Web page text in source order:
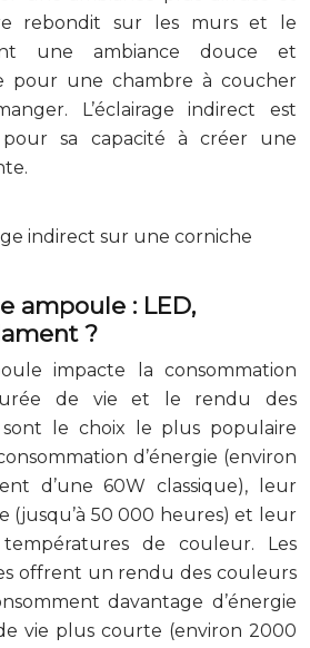
rebondit sur les murs et le
une ambiance douce et
pour une chambre à coucher
L’éclairage indirect est
sa capacité à créer une
ampoule : LED,
?
impacte la consommation
de vie et le rendu des
sont le choix le plus populaire
d’énergie (environ
d’une 60W classique), leur
(jusqu’à 50 000 heures) et leur
de couleur. Les
offrent un rendu des couleurs
davantage d’énergie
vie plus courte (environ 2000